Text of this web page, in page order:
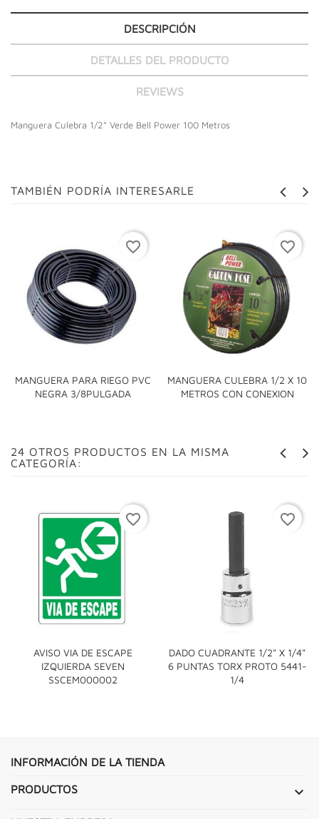
DESCRIPCIÓN
DETALLES DEL PRODUCTO
REVIEWS
Manguera Culebra 1/2" Verde Bell Power 100 Metros
TAMBIÉN PODRÍA INTERESARLE
MANGUERA PARA RIEGO PVC
NEGRA 3/8PULGADA
favorite_border
MANGUERA CULEBRA 1/2 X 10
METROS CON CONEXION
favorite_border
24 OTROS PRODUCTOS EN LA MISMA
CATEGORÍA:
AVISO VIA DE ESCAPE
IZQUIERDA SEVEN
SSCEM000002
favorite_border
DADO CUADRANTE 1/2" X 1/4"
6 PUNTAS TORX PROTO 5441-
1/4
favorite_border
INFORMACIÓN DE LA TIENDA
PRODUCTOS 